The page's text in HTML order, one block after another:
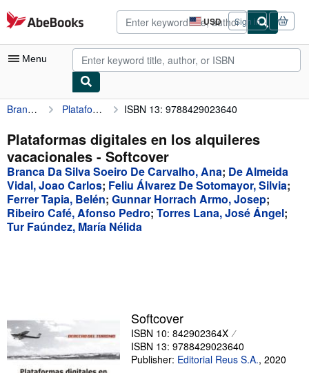
Skip to main content
AbeBooks.com USD
Site
shopping
preferences
Sign in
Menu
My Account
My Purchases
Advanced Search
Browse Collections
Rare Books
Art & Collectibles
Help
CLOSE
Branca Da Silva Soeiro De Carvalho, Ana Plataformas digitales en los alquileres vacacionales ISBN 13: 9788429023640
Plataformas digitales en los alquileres
vacacionales - Softcover
Branca Da Silva Soeiro De Carvalho, Ana; De Almeida
Vidal, Joao Carlos; Feliu Álvarez De Sotomayor, Silvia;
Ferrer Tapia, Belén; Gunnar Horrach Armo, Josep;
Ribeiro Café, Afonso Pedro; Torres Lana, José Ángel;
Tur Faúndez, María Nélida
Softcover
ISBN 10: 842902364X
ISBN 13: 9788429023640
Publisher: Editorial Reus S.A., 2020